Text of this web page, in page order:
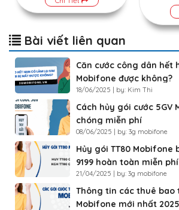
Bài viết liên quan
Căn cước công dân hết
Mobifone được không?
18/06/2025 | by: Kim Thi
Cách hủy gói cước 5GV
chóng miễn phí
08/06/2025 | by: 3g mobifone
Hủy gói TT80 Mobifone
9199 hoàn toàn miễn phí
21/04/2025 | by: 3g mobifone
Thông tin các thuê bao
Mobifone mới nhất 2025